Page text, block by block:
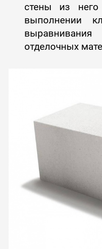
стены из него
выполнении
отделочных